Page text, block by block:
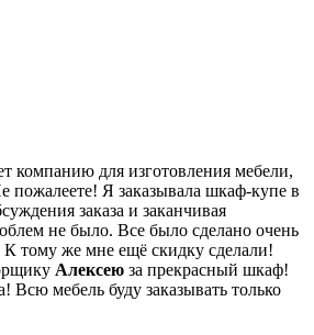
компанию для изготовления мебели,
пожалеете! Я заказывала шкаф-купе в
заказа и заканчивая
не было. Все было сделано очень
К тому же мне ещё скидку сделали!
Алексею за прекрасный шкаф!
Всю мебель буду заказывать только